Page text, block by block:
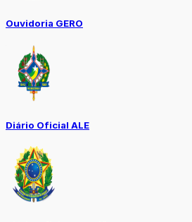
Ouvidoria GERO
Diário Oficial ALE